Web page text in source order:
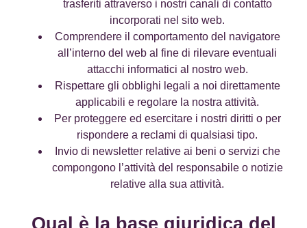
trasferiti attraverso i nostri canali di contatto
incorporati nel sito web.
Comprendere il comportamento del navigatore
all’interno del web al fine di rilevare eventuali
attacchi informatici al nostro web.
Rispettare gli obblighi legali a noi direttamente
applicabili e regolare la nostra attività.
Per proteggere ed esercitare i nostri diritti o per
rispondere a reclami di qualsiasi tipo.
Invio di newsletter relative ai beni o servizi che
compongono l’attività del responsabile o notizie
relative alla sua attività.
Qual è la base giuridica del